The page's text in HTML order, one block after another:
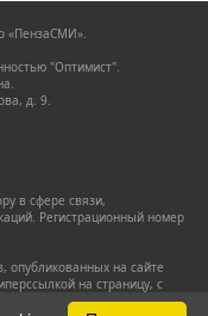
«ПензаСМИ».
"Оптимист".
д. 9.
в сфере связи,
Регистрационный номер
на сайте
на страницу, с
размещаться